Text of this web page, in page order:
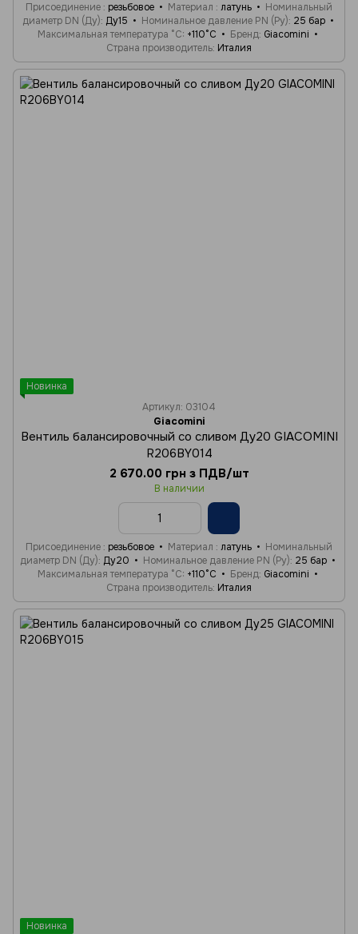
Присоединение резьбовое Материал латунь
Номинальный
диаметр DN (Ду) Ду15 Номинальное давление PN (Ру) 25 бар
Максимальная температура °C +110°C Бренд Giacomini
Страна производитель Италия
Новинка
Артикул: 03104
Giacomini
Вентиль балансировочный со сливом Ду20 GIACOMINI
R206BY014
2 670.00 грн з ПДВ/шт
В наличии
Присоединение резьбовое Материал латунь
Номинальный
диаметр DN (Ду) Ду20 Номинальное давление PN (Ру) 25 бар
Максимальная температура °C +110°C Бренд Giacomini
Страна производитель Италия
Новинка